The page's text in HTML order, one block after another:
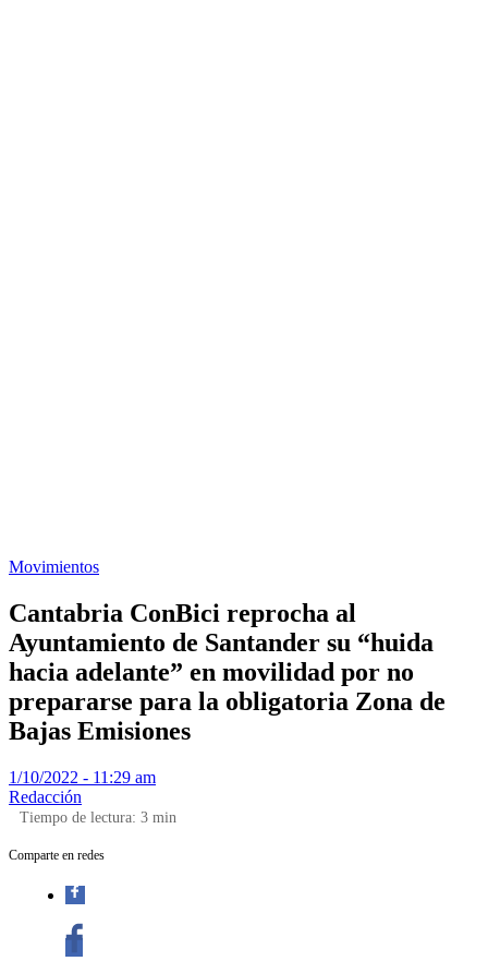
Movimientos
Cantabria ConBici reprocha al
Ayuntamiento de Santander su “huida
hacia adelante” en movilidad por no
prepararse para la obligatoria Zona de
Bajas Emisiones
1/10/2022 - 11:29 am
Redacción
Tiempo de lectura: 3 min
Comparte en redes